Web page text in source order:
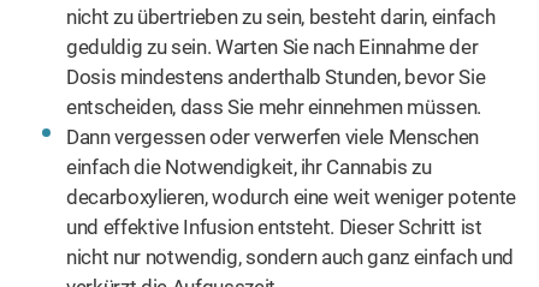
nicht zu übertrieben zu sein, besteht darin, einfach
geduldig zu sein. Warten Sie nach Einnahme der
Dosis mindestens anderthalb Stunden, bevor Sie
entscheiden, dass Sie mehr einnehmen müssen.
Dann vergessen oder verwerfen viele Menschen
einfach die Notwendigkeit, ihr Cannabis zu
decarboxylieren, wodurch eine weit weniger potente
und effektive Infusion entsteht. Dieser Schritt ist
nicht nur notwendig, sondern auch ganz einfach und